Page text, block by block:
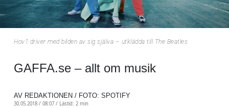
Hov1 driver med bilden av sig själva – utklädda till The Beatles
GAFFA.se – allt om musik
AV REDAKTIONEN / FOTO: SPOTIFY
30.05.2018 / 08:07 / Lästid: 2 min